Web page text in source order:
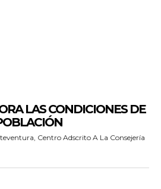
LAS CONDICIONES DE
Centro Adscrito A La Consejería